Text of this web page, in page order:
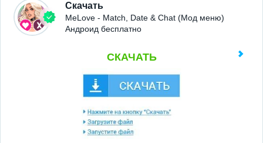
Скачать
MeLove - Match, Date & Chat (Мод меню)
Андроид бесплатно
СКАЧАТЬ